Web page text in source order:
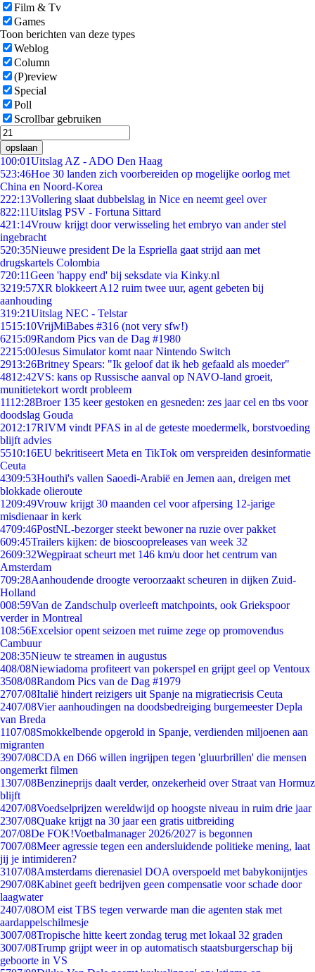
Film & Tv
Games
Toon berichten van deze types
Weblog
Column
(P)review
Special
Poll
Scrollbar gebruiken
opslaan
100:01Uitslag AZ - ADO Den Haag
523:46Hoe 30 landen zich voorbereiden op mogelijke oorlog met
China en Noord-Korea
222:13Vollering slaat dubbelslag in Nice en neemt geel over
822:11Uitslag PSV - Fortuna Sittard
421:14Vrouw krijgt door verwisseling het embryo van ander stel
ingebracht
520:35Nieuwe president De la Espriella gaat strijd aan met
drugskartels Colombia
720:11Geen 'happy end' bij seksdate via Kinky.nl
3219:57XR blokkeert A12 ruim twee uur, agent gebeten bij
aanhouding
319:21Uitslag NEC - Telstar
1515:10VrijMiBabes #316 (not very sfw!)
6215:09Random Pics van de Dag #1980
2215:00Jesus Simulator komt naar Nintendo Switch
2913:26Britney Spears: "Ik geloof dat ik heb gefaald als moeder"
4812:42VS: kans op Russische aanval op NAVO-land groeit,
munitietekort wordt probleem
1112:28Broer 135 keer gestoken en gesneden: zes jaar cel en tbs voor
doodslag Gouda
2012:17RIVM vindt PFAS in al de geteste moedermelk, borstvoeding
blijft advies
5510:16EU bekritiseert Meta en TikTok om verspreiden desinformatie
Ceuta
4309:53Houthi's vallen Saoedi-Arabië en Jemen aan, dreigen met
blokkade olieroute
1209:49Vrouw krijgt 30 maanden cel voor afpersing 12-jarige
misdienaar in kerk
4709:46PostNL-bezorger steekt bewoner na ruzie over pakket
609:45Trailers kijken: de bioscoopreleases van week 32
2609:32Wegpiraat scheurt met 146 km/u door het centrum van
Amsterdam
709:28Aanhoudende droogte veroorzaakt scheuren in dijken Zuid-
Holland
008:59Van de Zandschulp overleeft matchpoints, ook Griekspoor
verder in Montreal
108:56Excelsior opent seizoen met ruime zege op promovendus
Cambuur
208:35Nieuw te streamen in augustus
408/08Niewiadoma profiteert van pokerspel en grijpt geel op Ventoux
3508/08Random Pics van de Dag #1979
2707/08Italië hindert reizigers uit Spanje na migratiecrisis Ceuta
2407/08Vier aanhoudingen na doodsbedreiging burgemeester Depla
van Breda
1107/08Smokkelbende opgerold in Spanje, verdienden miljoenen aan
migranten
3907/08CDA en D66 willen ingrijpen tegen 'gluurbrillen' die mensen
ongemerkt filmen
1307/08Benzineprijs daalt verder, onzekerheid over Straat van Hormuz
blijft
4207/08Voedselprijzen wereldwijd op hoogste niveau in ruim drie jaar
2307/08Quake krijgt na 30 jaar een gratis uitbreiding
207/08De FOK!Voetbalmanager 2026/2027 is begonnen
7007/08Meer agressie tegen een andersluidende politieke mening, laat
jij je intimideren?
3107/08Amsterdams dierenasiel DOA overspoeld met babykonijntjes
2907/08Kabinet geeft bedrijven geen compensatie voor schade door
laagwater
2407/08OM eist TBS tegen verwarde man die agenten stak met
aardappelschilmesje
3007/08Tropische hitte keert zondag terug met lokaal 32 graden
3007/08Trump grijpt weer in op automatisch staatsburgerschap bij
geboorte in VS